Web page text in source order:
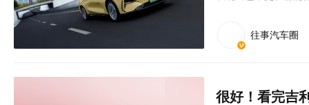
往事汽车圈
很好！看完吉